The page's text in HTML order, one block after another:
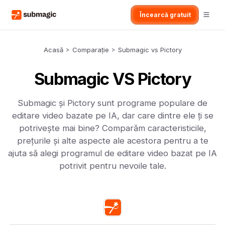
Încearcă gratuit
Acasă > Comparație > Submagic vs Pictory
Submagic VS Pictory
Submagic și Pictory sunt programe populare de
editare video bazate pe IA, dar care dintre ele ți se
potrivește mai bine? Comparăm caracteristicile,
prețurile și alte aspecte ale acestora pentru a te
ajuta să alegi programul de editare video bazat pe IA
potrivit pentru nevoile tale.